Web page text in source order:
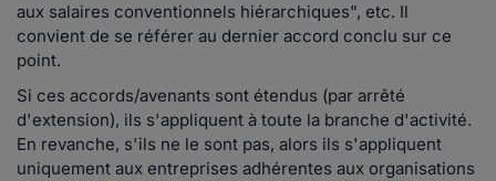
aux salaires conventionnels hiérarchiques", etc. Il
convient de se référer au dernier accord conclu sur ce
point.
Si ces accords/avenants sont étendus (par arrêté
d'extension), ils s'appliquent à toute la branche d'activité.
En revanche, s'ils ne le sont pas, alors ils s'appliquent
uniquement aux entreprises adhérentes aux organisations